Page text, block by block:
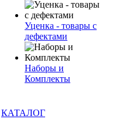
Уценка - товары с
дефектами
Наборы и
Комплекты
КАТАЛОГ